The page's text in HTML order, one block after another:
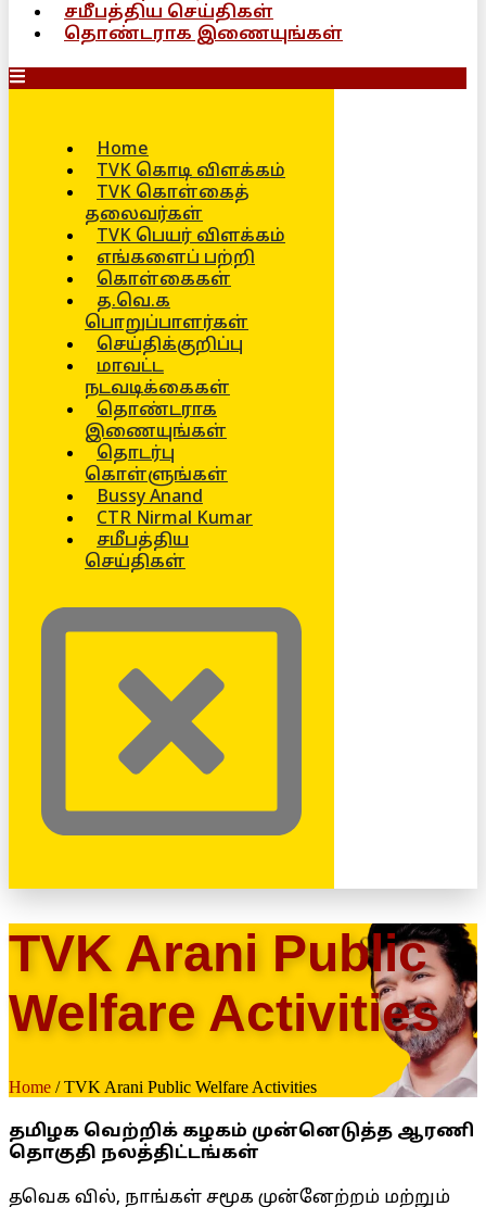
சமீபத்திய செய்திகள்
தொண்டராக இணையுங்கள்
Home
TVK கொடி விளக்கம்
TVK கொள்கைத்
தலைவர்கள்
TVK பெயர் விளக்கம்
எங்களைப் பற்றி
கொள்கைகள்
த.வெ.க
பொறுப்பாளர்கள்
செய்திக்குறிப்பு
மாவட்ட
நடவடிக்கைகள்
தொண்டராக
இணையுங்கள்
தொடர்பு
கொள்ளுங்கள்
Bussy Anand
CTR Nirmal Kumar
சமீபத்திய
செய்திகள்
TVK Arani Public
Welfare Activities
Home / TVK Arani Public Welfare Activities
தமிழக வெற்றிக் கழகம் முன்னெடுத்த ஆரணி
தொகுதி நலத்திட்டங்கள்
தவெக வில், நாங்கள் சமூக முன்னேற்றம் மற்றும்